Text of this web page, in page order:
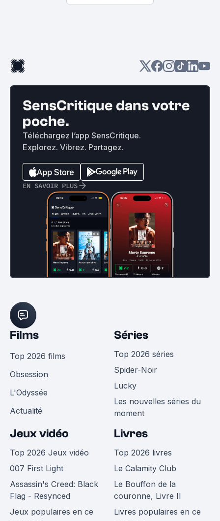
SensCritique dans votre
poche.
Téléchargez l’app SensCritique.
Explorez. Vibrez. Partagez.
EN SAVOIR PLUS
Films
Top 2026 films
Obsession
L'Odyssée
Actualité
Séries
Top 2026 séries
Spider-Noir
Lucky
Les nouvelles séries du
moment
Jeux vidéo
Top 2026 Jeux vidéo
007 First Light
Assassin's Creed: Black
Flag - Resynced
Jeux populaires en ce
Livres
Top 2026 livres
Le Calamity Club
Le Bouffon de la
couronne, Livre II
Livres populaires en ce